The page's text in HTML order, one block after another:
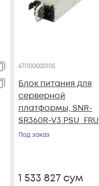
471100000105
Блок питания для
серверной
платформы, SNR-
SR360R-V3 PSU_FRU
part
Под заказ
1 533 827сум